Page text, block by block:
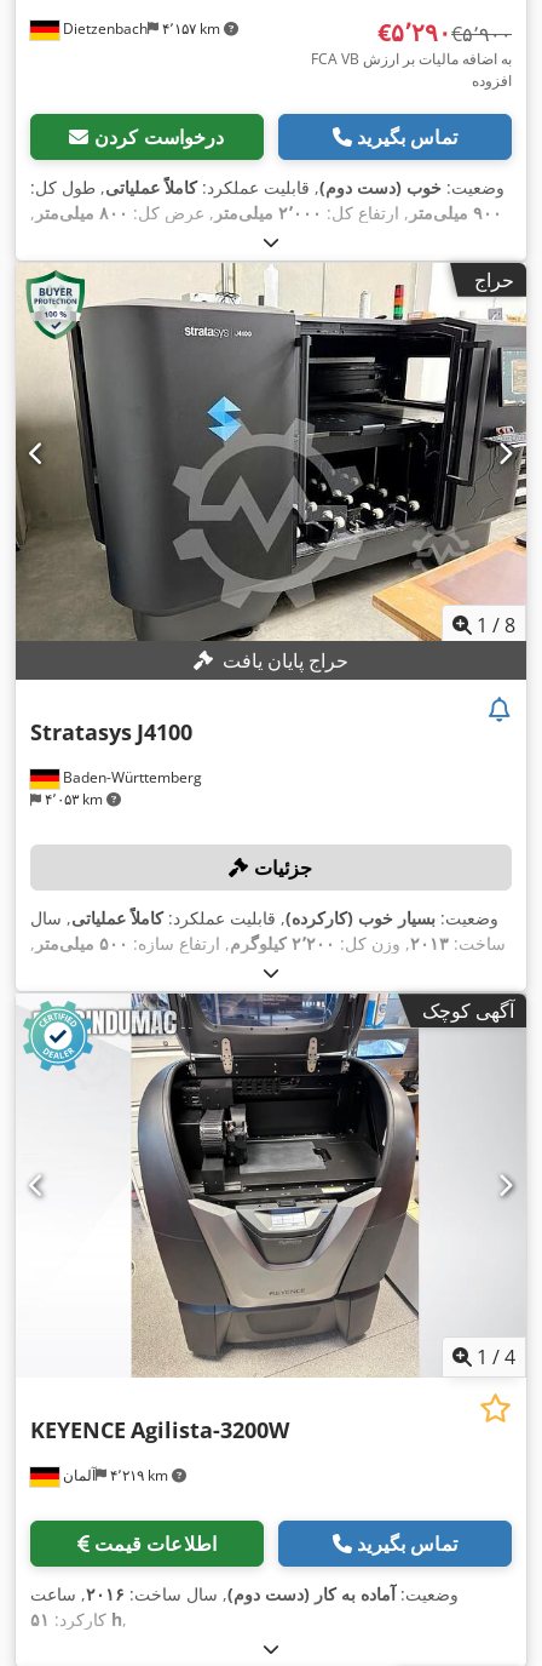
Dietzenbach ۴٬۱۵۷ km ‎€۵٬۲۹۰ ‎€۵٬۹۰۰
FCA VB به اضافه مالیات بر ارزش
افزوده
درخواست کردن تماس بگیرید
وضعیت: خوب (دست دوم), قابلیت عملکرد:کاملاً عملیاتی, طول کل:
۹۰۰ میلی‌متر
, ارتفاع کل: ۲٬۰۰۰ میلی‌متر , عرض کل: ۸۰۰ میلی‌متر
,
وزن کل:
حراج
1 /8
حراج پایان یافت
Baden-Württemberg
۴٬۰۵۳ km
Stratasys J4100
جزئیات
وضعیت: بسیار خوب (کارکرده), قابلیت عملکرد:کاملاً عملیاتی, سال
ساخت: ۲۰۱۳, وزن کل: ۲٬۲۰۰ کیلوگرم , ارتفاع سازه: ۵۰۰ میلی‌متر
,
آگهی کوچک
1 /4
آلمان ۴٬۲۱۹ km
KEYENCE Agilista-3200W
اطلاعات قیمت تماس بگیرید
وضعیت:آماده به کار (دست دوم), سال ساخت: ۲۰۱۶, ساعت
کارکرد: ۵۱ h,